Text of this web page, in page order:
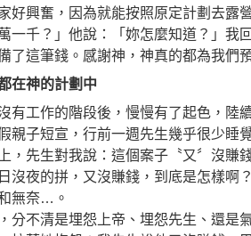
好興奮，因為就能按照原定計劃去露
一千？」他說：「妳怎麼知道？」我
了這筆錢。感謝神，神真的都為我們
在神的計劃中
有工作的階段後，慢慢有了起色，陸
親子短宣，行前一週先生幾乎很少睡
，先生對我說：這個案子〝又〞沒賺
沒夜的拼，又沒賺錢，到底是怎樣啊
無奈…。
分不清是埋怨上帝、埋怨先生、還是